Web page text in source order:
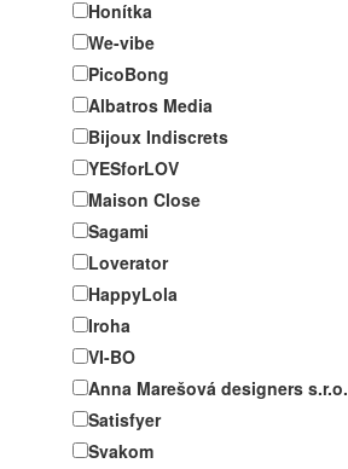
Honítka
We-vibe
PicoBong
Albatros Media
Bijoux Indiscrets
YESforLOV
Maison Close
Sagami
Loverator
HappyLola
Iroha
VI-BO
Anna Marešová designers s.r.o.
Satisfyer
Svakom